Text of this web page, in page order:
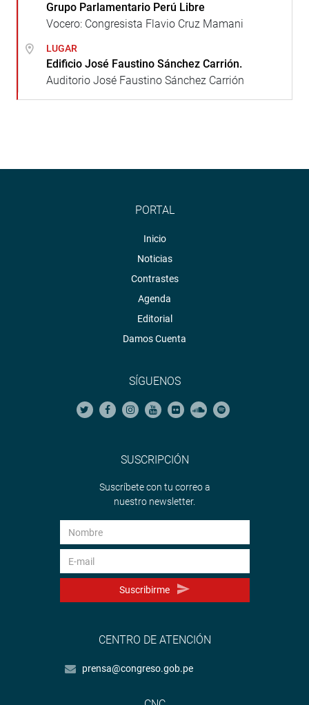
Grupo Parlamentario Perú Libre
Vocero: Congresista Flavio Cruz Mamani
LUGAR
Edificio José Faustino Sánchez Carrión.
Auditorio José Faustino Sánchez Carrión
PORTAL
Inicio
Noticias
Contrastes
Agenda
Editorial
Damos Cuenta
SÍGUENOS
SUSCRIPCIÓN
Suscríbete con tu correo a
nuestro newsletter.
Suscribirme
CENTRO DE ATENCIÓN
prensa@congreso.gob.pe